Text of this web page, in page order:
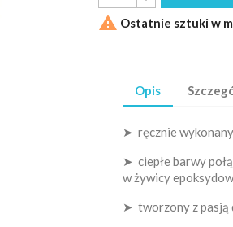
 Ostatnie sztuki w
Opis
➤ ręcznie
➤ ciepłe barwy
w żywicy
➤ tworzony z pasją